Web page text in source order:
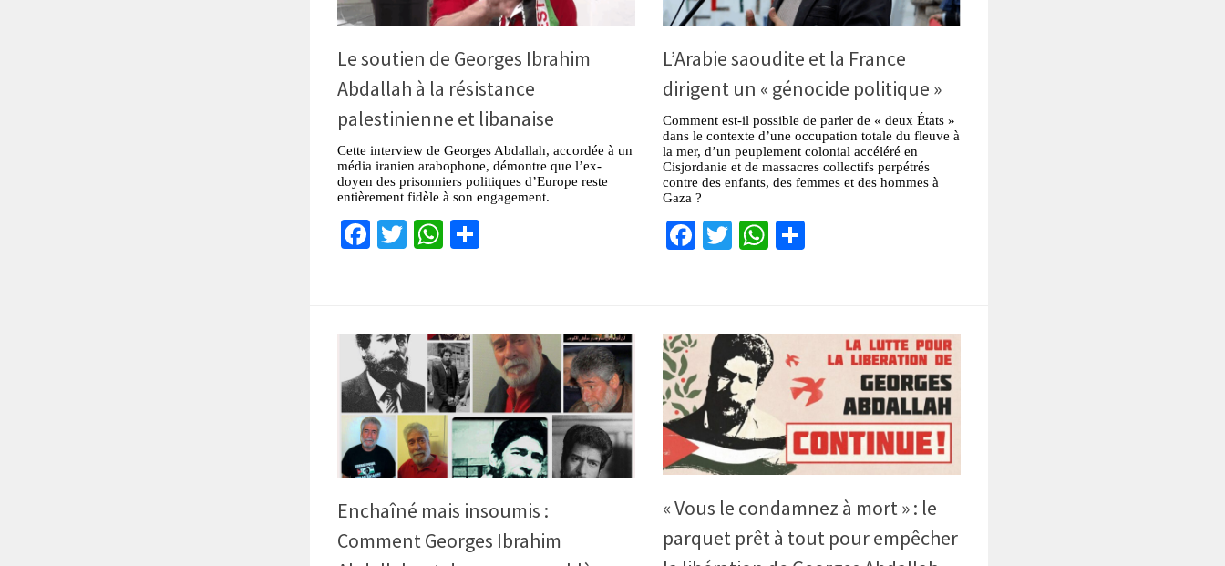
Le soutien de Georges Ibrahim
Abdallah à la résistance
palestinienne et libanaise
Cette interview de Georges Abdallah, accordée à un
média iranien arabophone, démontre que l’ex-
doyen des prisonniers politiques d’Europe reste
entièrement fidèle à son engagement.
Facebook
TwitterWhatsApp
L’Arabie saoudite et la France
dirigent un « génocide politique »
Comment est-il possible de parler de « deux États »
dans le contexte d’une occupation totale du fleuve à
la mer, d’un peuplement colonial accéléré en
Cisjordanie et de massacres collectifs perpétrés
contre des enfants, des femmes et des hommes à
Gaza ?
Facebook
TwitterWhatsApp
Enchaîné mais insoumis :
Comment Georges Ibrahim
« Vous le condamnez à mort » : le
parquet prêt à tout pour empêcher